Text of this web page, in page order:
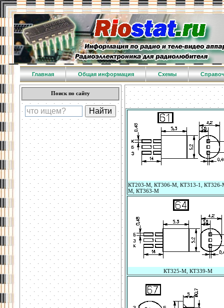
Главная Общая информация Схемы
Поиск по сайту
КТ203-М, КТ306-М, КТ313-1, КТ326-
М, КТ363-М
КТ325-М, КТ339-М